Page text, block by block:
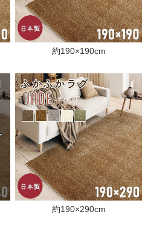
約190×190cm
約190×290cm